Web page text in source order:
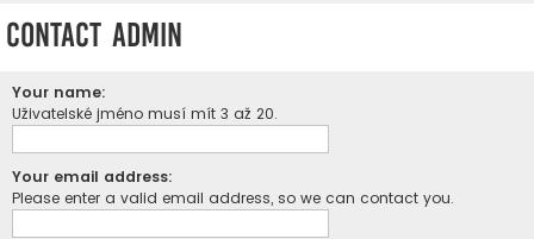
Contact Admin
Your name:
Uživatelské jméno musí mít 3 až 20.
Your email address:
Please enter a valid email address, so we can contact you.